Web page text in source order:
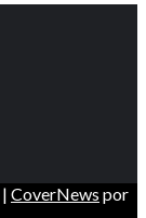
| CoverNews por